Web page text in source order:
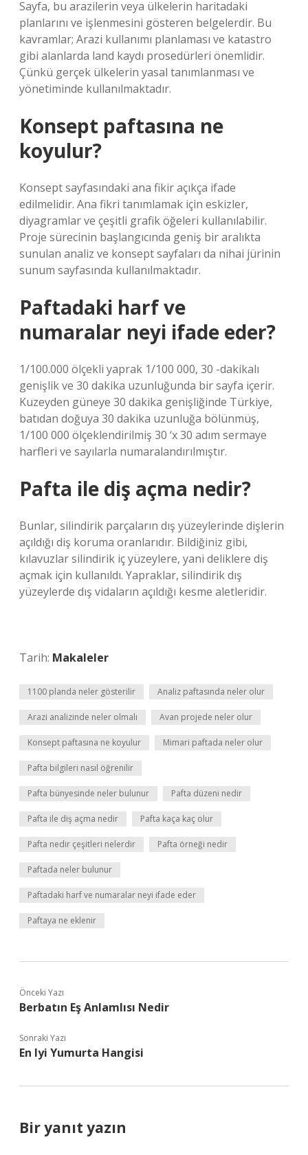
Sayfa, bu arazilerin veya ülkelerin haritadaki
planlarını ve işlenmesini gösteren belgelerdir. Bu
kavramlar; Arazi kullanımı planlaması ve katastro
gibi alanlarda land kaydı prosedürleri önemlidir.
Çünkü gerçek ülkelerin yasal tanımlanması ve
yönetiminde kullanılmaktadır.
Konsept paftasına ne
koyulur?
Konsept sayfasındaki ana fikir açıkça ifade
edilmelidir. Ana fikri tanımlamak için eskizler,
diyagramlar ve çeşitli grafik öğeleri kullanılabilir.
Proje sürecinin başlangıcında geniş bir aralıkta
sunulan analiz ve konsept sayfaları da nihai jürinin
sunum sayfasında kullanılmaktadır.
Paftadaki harf ve
numaralar neyi ifade eder?
1/100.000 ölçekli yaprak 1/100 000, 30 -dakikalı
genişlik ve 30 dakika uzunluğunda bir sayfa içerir.
Kuzeyden güneye 30 dakika genişliğinde Türkiye,
batıdan doğuya 30 dakika uzunluğa bölünmüş,
1/100 000 ölçeklendirilmiş 30 ‘x 30 adım sermaye
harfleri ve sayılarla numaralandırılmıştır.
Pafta ile diş açma nedir?
Bunlar, silindirik parçaların dış yüzeylerinde dişlerin
açıldığı diş koruma oranlarıdır. Bildiğiniz gibi,
kılavuzlar silindirik iç yüzeylere, yani deliklere diş
açmak için kullanıldı. Yapraklar, silindirik dış
yüzeylerde dış vidaların açıldığı kesme aletleridir.
Tarih: Makaleler
1100 planda neler gösterilir Analiz paftasında neler olur
Arazi analizinde neler olmalı Avan projede neler olur
Konsept paftasına ne koyulur Mimari paftada neler olur
Pafta bilgileri nasıl öğrenilir
Pafta bünyesinde neler bulunur Pafta düzeni nedir
Pafta ile diş açma nedir Pafta kaça kaç olur
Pafta nedir çeşitleri nelerdir Pafta örneği nedir
Paftada neler bulunur
Paftadaki harf ve numaralar neyi ifade eder
Paftaya ne eklenir
Önceki Yazı
Berbatın Eş Anlamlısı Nedir
Sonraki Yazı
En Iyi Yumurta Hangisi
Bir yanıt yazın